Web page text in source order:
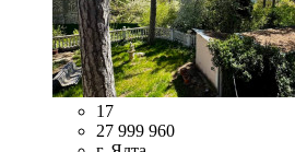
17
27 999 960